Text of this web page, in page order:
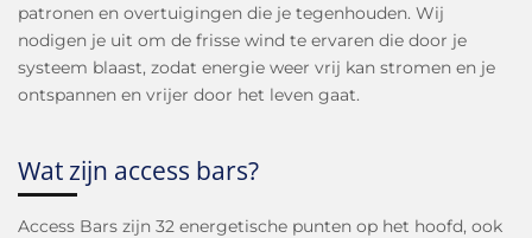
patronen en overtuigingen die je tegenhouden. Wij
nodigen je uit om de frisse wind te ervaren die door je
systeem blaast, zodat energie weer vrij kan stromen en je
ontspannen en vrijer door het leven gaat.
Wat zijn access bars?
Access Bars zijn 32 energetische punten op het hoofd, ook